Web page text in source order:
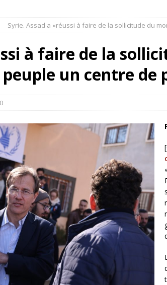
du nettoyage ethnique en Cisjordanie et à
ISRAËL
militaire
Syrie. Assad a «réussi à faire de la sollicitude du
à faire de la
un centre de
0